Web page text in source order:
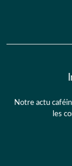
Notre actu
les